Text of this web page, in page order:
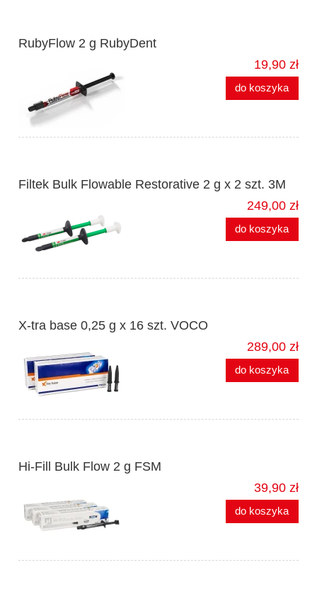
RubyFlow 2 g RubyDent
19,90 zł
do koszyka
Filtek Bulk Flowable Restorative 2 g x 2 szt. 3M
249,00 zł
do koszyka
X-tra base 0,25 g x 16 szt. VOCO
289,00 zł
do koszyka
Hi-Fill Bulk Flow 2 g FSM
39,90 zł
do koszyka